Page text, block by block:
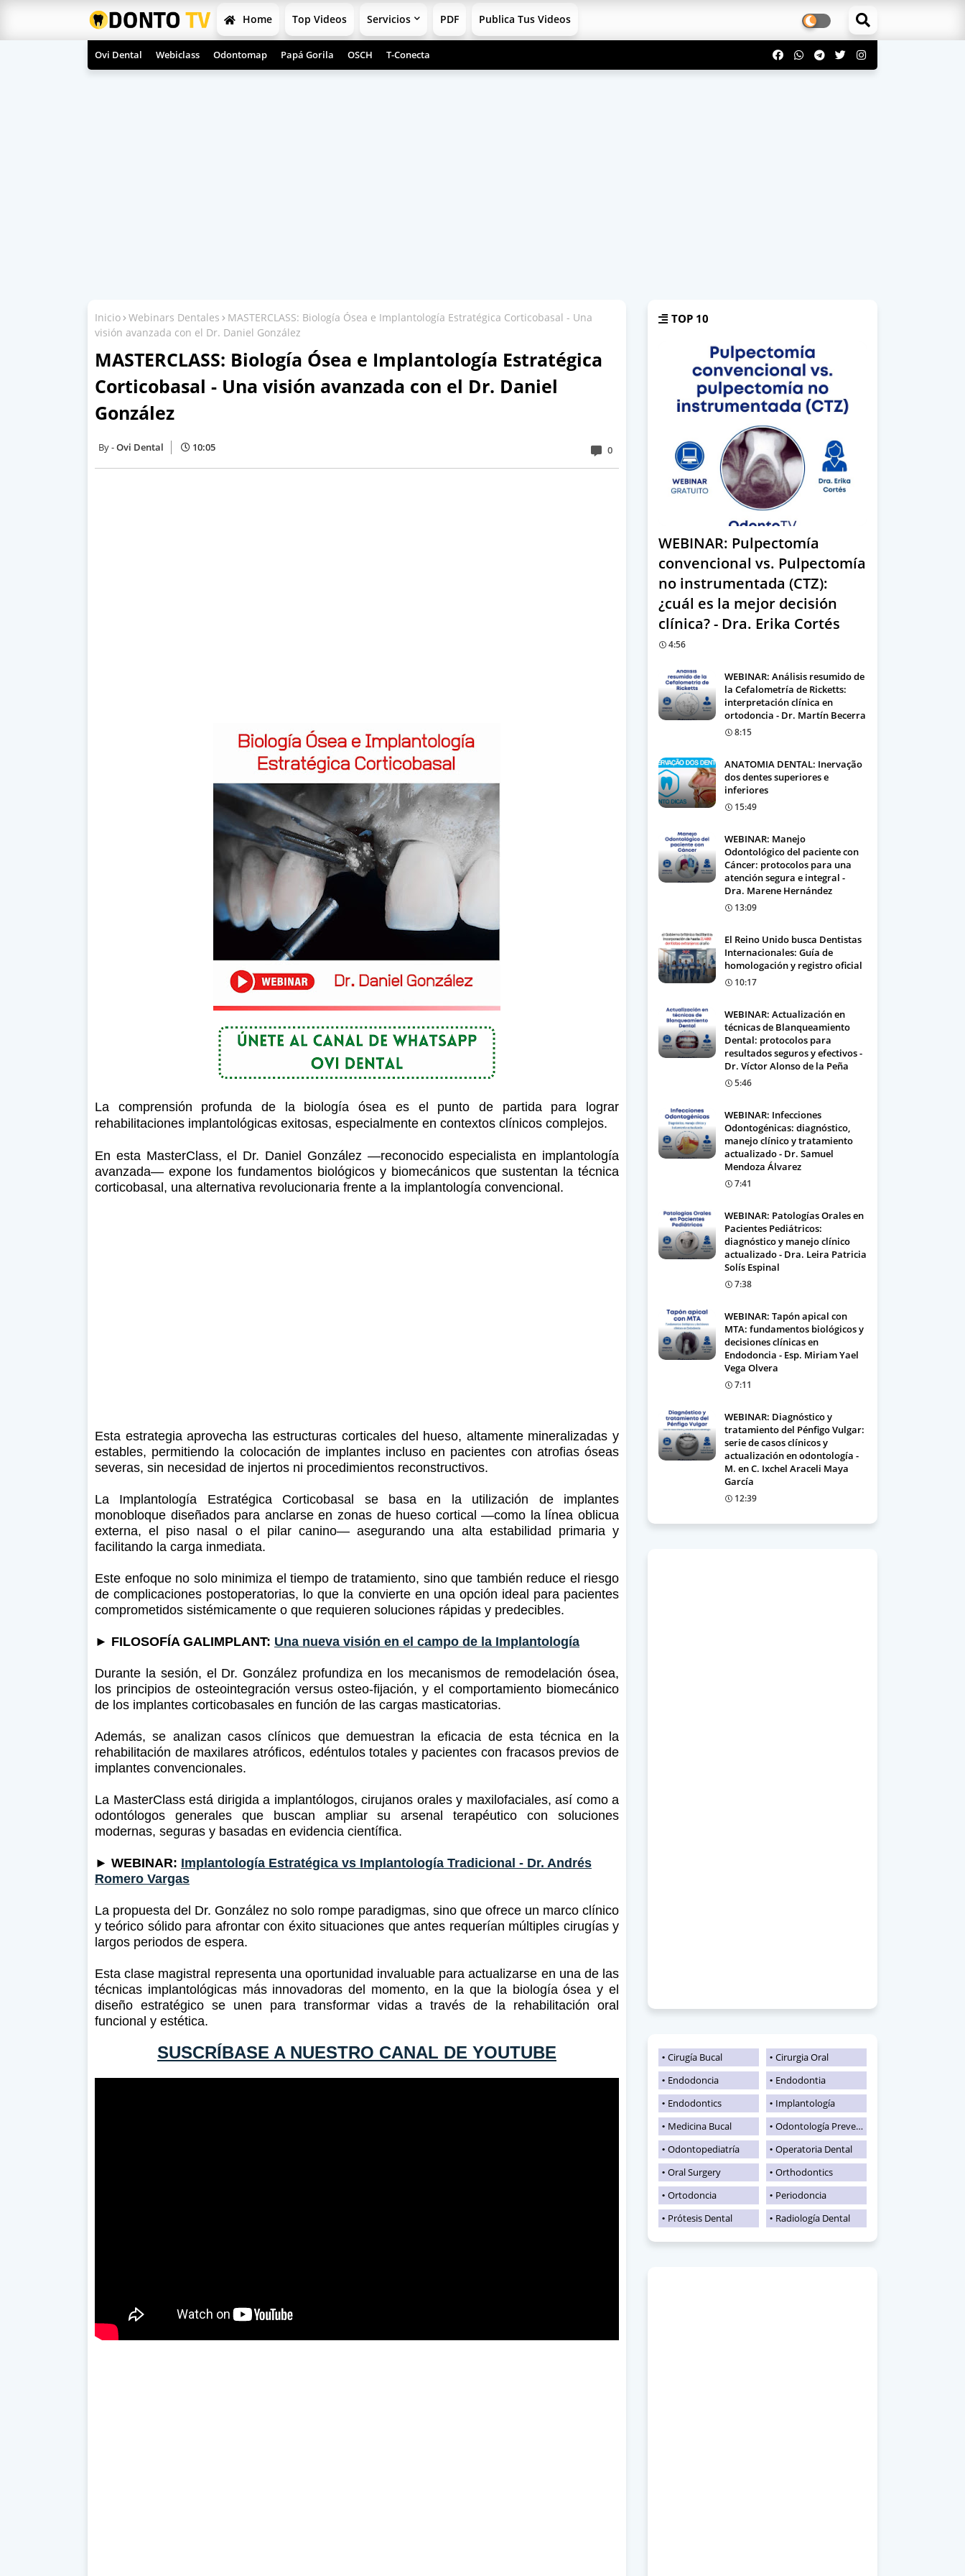
Home Top Videos Servicios PDF Publica Tus Videos
Ovi Dental Webiclass Odontomap Papá Gorila OSCH T-Conecta
Inicio Webinars Dentales
MASTERCLASS: Biología Ósea e Implantología Estratégica Corticobasal - Una
visión avanzada con el Dr. Daniel González
MASTERCLASS: Biología Ósea e Implantología Estratégica
Corticobasal - Una visión avanzada con el Dr. Daniel
González
Ovi Dental 10:05 0
La comprensión profunda de la biología ósea es el punto de partida para lograr
rehabilitaciones implantológicas exitosas, especialmente en contextos clínicos complejos.
En esta MasterClass, el Dr. Daniel González —reconocido especialista en implantología
avanzada— expone los fundamentos biológicos y biomecánicos que sustentan la técnica
corticobasal, una alternativa revolucionaria frente a la implantología convencional.
Esta estrategia aprovecha las estructuras corticales del hueso, altamente mineralizadas y
estables, permitiendo la colocación de implantes incluso en pacientes con atrofias óseas
severas, sin necesidad de injertos ni procedimientos reconstructivos.
La Implantología Estratégica Corticobasal se basa en la utilización de implantes
monobloque diseñados para anclarse en zonas de hueso cortical —como la línea oblicua
externa, el piso nasal o el pilar canino— asegurando una alta estabilidad primaria y
facilitando la carga inmediata.
Este enfoque no solo minimiza el tiempo de tratamiento, sino que también reduce el riesgo
de complicaciones postoperatorias, lo que la convierte en una opción ideal para pacientes
comprometidos sistémicamente o que requieren soluciones rápidas y predecibles.
► FILOSOFÍA GALIMPLANT: Una nueva visión en el campo de la Implantología
Durante la sesión, el Dr. González profundiza en los mecanismos de remodelación ósea,
los principios de osteointegración versus osteo-fijación, y el comportamiento biomecánico
de los implantes corticobasales en función de las cargas masticatorias.
Además, se analizan casos clínicos que demuestran la eficacia de esta técnica en la
rehabilitación de maxilares atróficos, edéntulos totales y pacientes con fracasos previos de
implantes convencionales.
La MasterClass está dirigida a implantólogos, cirujanos orales y maxilofaciales, así como a
odontólogos generales que buscan ampliar su arsenal terapéutico con soluciones
modernas, seguras y basadas en evidencia científica.
► WEBINAR: Implantología Estratégica vs Implantología Tradicional - Dr. Andrés
Romero Vargas
La propuesta del Dr. González no solo rompe paradigmas, sino que ofrece un marco clínico
y teórico sólido para afrontar con éxito situaciones que antes requerían múltiples cirugías y
largos periodos de espera.
Esta clase magistral representa una oportunidad invaluable para actualizarse en una de las
técnicas implantológicas más innovadoras del momento, en la que la biología ósea y el
diseño estratégico se unen para transformar vidas a través de la rehabilitación oral
funcional y estética.
SUSCRÍBASE A NUESTRO CANAL DE YOUTUBE
TOP 10
WEBINAR: Pulpectomía
convencional vs. Pulpectomía
no instrumentada (CTZ):
¿cuál es la mejor decisión
clínica? - Dra. Erika Cortés
4:56
WEBINAR: Análisis resumido de
la Cefalometría de Ricketts:
interpretación clínica en
ortodoncia - Dr. Martín Becerra
8:15
ANATOMIA DENTAL: Inervação
dos dentes superiores e
inferiores
15:49
WEBINAR: Manejo
Odontológico del paciente con
Cáncer: protocolos para una
atención segura e integral -
Dra. Marene Hernández
13:09
El Reino Unido busca Dentistas
Internacionales: Guía de
homologación y registro oficial
10:17
WEBINAR: Actualización en
técnicas de Blanqueamiento
Dental: protocolos para
resultados seguros y efectivos -
Dr. Víctor Alonso de la Peña
5:46
WEBINAR: Infecciones
Odontogénicas: diagnóstico,
manejo clínico y tratamiento
actualizado - Dr. Samuel
Mendoza Álvarez
7:41
WEBINAR: Patologías Orales en
Pacientes Pediátricos:
diagnóstico y manejo clínico
actualizado - Dra. Leira Patricia
Solís Espinal
7:38
WEBINAR: Tapón apical con
MTA: fundamentos biológicos y
decisiones clínicas en
Endodoncia - Esp. Miriam Yael
Vega Olvera
7:11
WEBINAR: Diagnóstico y
tratamiento del Pénfigo Vulgar:
serie de casos clínicos y
actualización en odontología -
M. en C. Ixchel Araceli Maya
García
12:39
Cirugía Bucal
Cirurgia Oral
Endodoncia
Endodontia
Endodontics
Implantología
Medicina Bucal
Odontología Preventiva
Odontopediatría
Operatoria Dental
Oral Surgery
Orthodontics
Ortodoncia
Periodoncia
Prótesis Dental
Radiología Dental